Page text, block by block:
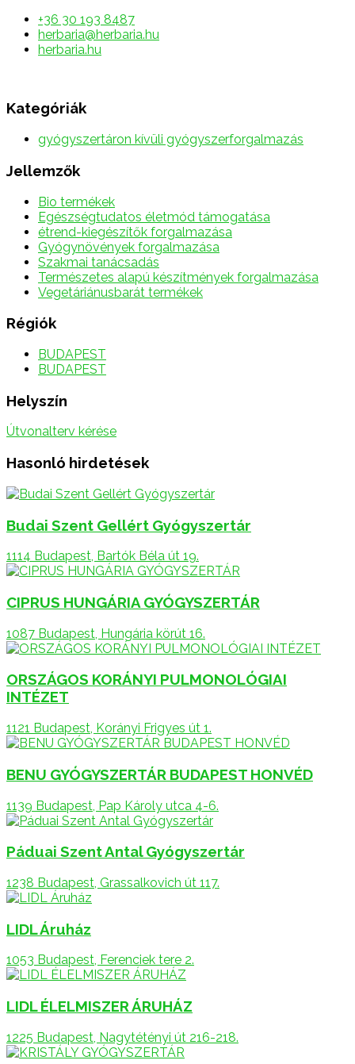
+36 30 193 8487
herbaria@herbaria.hu
herbaria.hu
Kategóriák
gyógyszertáron kívüli gyógyszerforgalmazás
Jellemzők
Bio termékek
Egészségtudatos életmód támogatása
étrend-kiegészítők forgalmazása
Gyógynövények forgalmazása
Szakmai tanácsadás
Természetes alapú készítmények forgalmazása
Vegetáriánusbarát termékek
Régiók
BUDAPEST
BUDAPEST
Helyszín
Útvonalterv kérése
Hasonló hirdetések
Budai Szent Gellért Gyógyszertár
1114 Budapest, Bartók Béla út 19.
CIPRUS HUNGÁRIA GYÓGYSZERTÁR
1087 Budapest, Hungária körút 16.
ORSZÁGOS KORÁNYI PULMONOLÓGIAI
INTÉZET
1121 Budapest, Korányi Frigyes út 1.
BENU GYÓGYSZERTÁR BUDAPEST HONVÉD
1139 Budapest, Pap Károly utca 4-6.
Páduai Szent Antal Gyógyszertár
1238 Budapest, Grassalkovich út 117.
LIDL Áruház
1053 Budapest, Ferenciek tere 2.
LIDL ÉLELMISZER ÁRUHÁZ
1225 Budapest, Nagytétényi út 216-218.